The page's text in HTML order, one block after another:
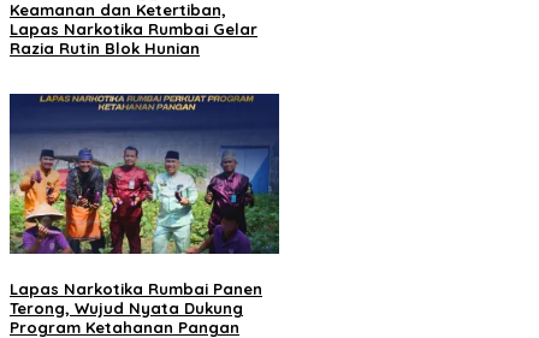
Keamanan dan Ketertiban,
Lapas Narkotika Rumbai Gelar
Razia Rutin Blok Hunian
Lapas Narkotika Rumbai Panen
Terong, Wujud Nyata Dukung
Program Ketahanan Pangan